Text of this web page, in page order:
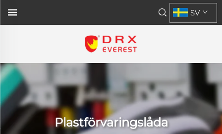
SV
Plastförvaringslåda